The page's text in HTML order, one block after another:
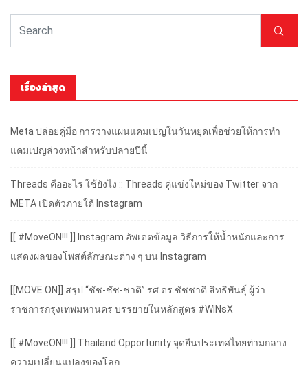
เรื่องล่าสุด
Meta ปล่อยคู่มือ การวางแผนแคมเปญในวันหยุดเพื่อช่วยให้การทำ
แคมเปญล่วงหน้าสำหรับปลายปีนี้
Threads คืออะไร ใช้ยังไง :: Threads คู่แข่งใหม่ของ Twitter จาก
META เปิดตัวภายใต้ Instagram
[[ #MoveON!!! ]] Instagram อัพเดตข้อมูล วิธีการให้น้ำหนักและการ
แสดงผลของโพสต์ลักษณะต่าง ๆ บน Instagram
[[MOVE ON]] สรุป “ชัช-ชัช-ชาติ” รศ.ดร.ชัชชาติ สิทธิพันธุ์ ผู้ว่า
ราชการกรุงเทพมหานคร บรรยายในหลักสูตร #WINsX
[[ #MoveON!!! ]] Thailand Opportunity จุดยืนประเทศไทยท่ามกลาง
ความเปลี่ยนแปลงของโลก